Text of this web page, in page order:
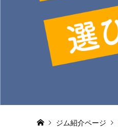
ジム紹介ページ